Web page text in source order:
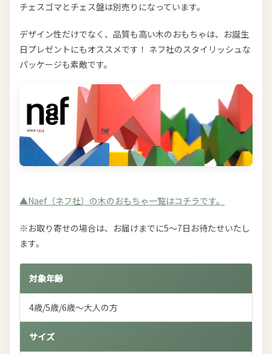
チェスゴマとチェス盤は別売りになっています。
デザイン性だけでなく、品質も高い木のおもちゃは、お誕生
日プレゼントにもオススメです！ ネフ社のスタイリッシュな
パッケージも素敵です。
▲Naef（ネフ社）の木のおもちゃ一覧はコチラです。
※お取り寄せの場合は、お届けまでに5～7日お待たせいたし
ます。
対象年齢
4歳/5歳/6歳～大人の方
サイズ